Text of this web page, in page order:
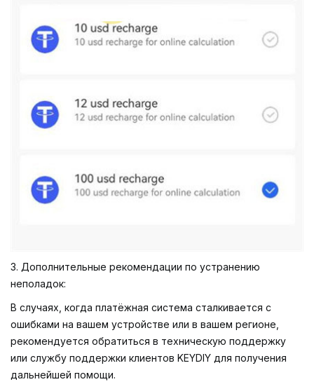
3. Дополнительные рекомендации по устранению
неполадок:
В случаях, когда платёжная система сталкивается с
ошибками на вашем устройстве или в вашем регионе,
рекомендуется обратиться в техническую поддержку
или службу поддержки клиентов KEYDIY для получения
дальнейшей помощи.